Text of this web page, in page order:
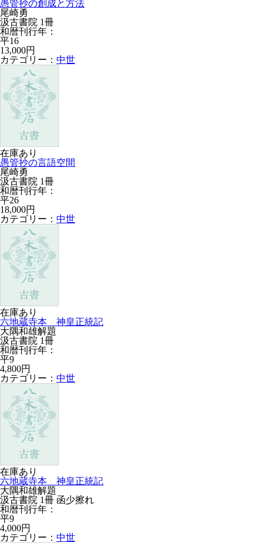
愚管抄の創成と方法
尾崎勇
汲古書院 1冊
和暦刊行年：
平16
13,000円
カテゴリー： 中世
在庫あり
愚管抄の言語空間
尾崎勇
汲古書院 1冊
和暦刊行年：
平26
18,000円
カテゴリー： 中世
在庫あり
六地蔵寺本 神皇正統記
大隅和雄解題
汲古書院 1冊
和暦刊行年：
平9
4,800円
カテゴリー： 中世
在庫あり
六地蔵寺本 神皇正統記
大隅和雄解題
汲古書院 1冊 函少擦れ
和暦刊行年：
平9
4,000円
カテゴリー： 中世